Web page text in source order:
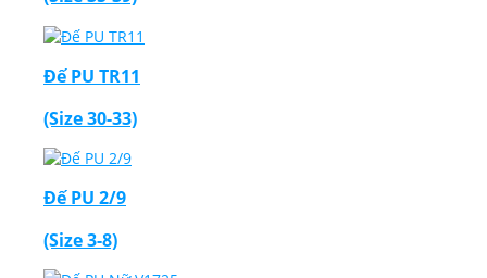
Đế PU TR11
(Size 30-33)
Đế PU 2/9
(Size 3-8)